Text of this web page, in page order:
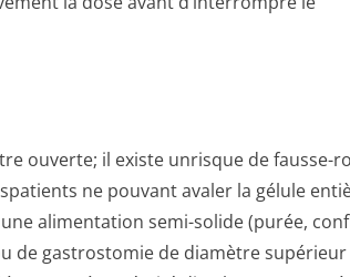
ouverte; il existe unrisque de fausse-
ne pouvant avaler la gélule
alimentation semi-solide (purée,
de gastrostomie de diamètre supérieur